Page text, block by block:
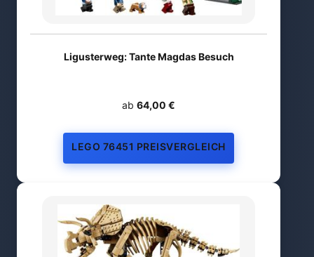
Ligusterweg: Tante Magdas Besuch
ab 64,00 €
LEGO 76451 PREISVERGLEICH